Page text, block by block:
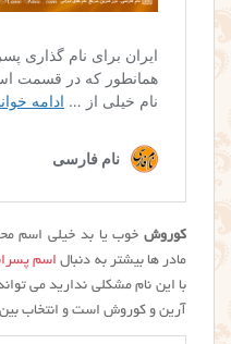
کوروش خوب یا بد خیلی اسم
مادر ها بیشتر به دنبال اسم
با این نام مشکلی ندارید می
آرین و کوروش است و انتخاب